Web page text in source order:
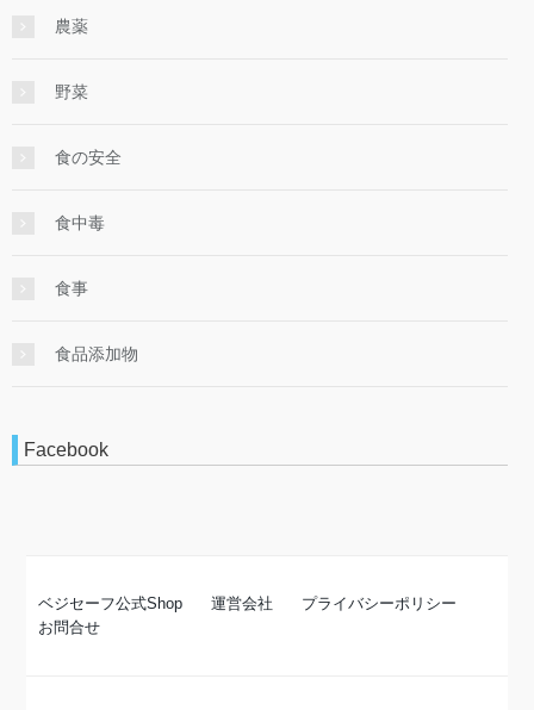
農薬
野菜
食の安全
食中毒
食事
食品添加物
Facebook
ベジセーフ公式Shop 運営会社
プライバシーポリシー
お問合せ